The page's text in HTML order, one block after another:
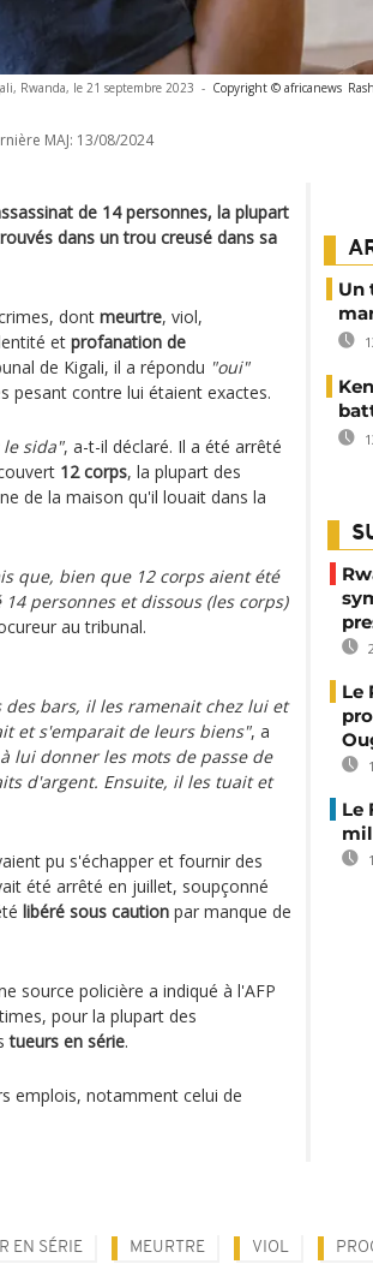
Rwanda, le 21 septembre 2023 - Copyright © africanews
MAJ: 13/08/2024
de 14 personnes, la plupart
dans un trou creusé dans sa
dont meurtre, viol,
et profanation de
de Kigali, il a répondu "oui"
pesant contre lui étaient exactes.
sida", a-t-il déclaré. Il a été arrêté
12 corps, la plupart des
de la maison qu'il louait dans la
que, bien que 12 corps aient été
personnes et dissous (les corps)
au tribunal.
bars, il les ramenait chez lui et
et s'emparait de leurs biens", a
lui donner les mots de passe de
d'argent. Ensuite, il les tuait et
pu s'échapper et fournir des
été arrêté en juillet, soupçonné
libéré sous caution par manque de
source policière a indiqué à l'AFP
pour la plupart des
tueurs en série.
emplois, notamment celui de
Un
Le
Le
EN SÉRIE MEURTRE VIOL